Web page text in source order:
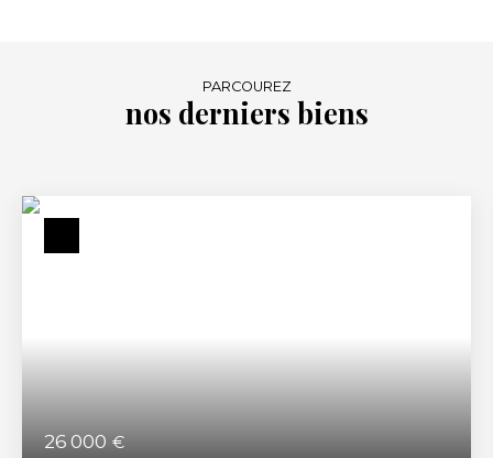
PARCOUREZ
nos derniers biens
26 000 €